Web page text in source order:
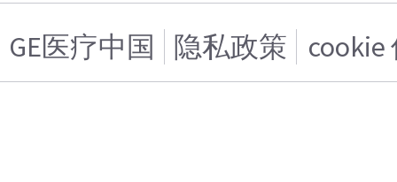
GE医疗中国 隐私政策 cookie